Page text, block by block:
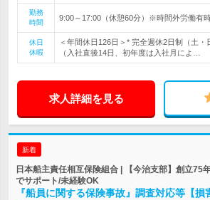
勤務
時間
9:00～17:00（休憩60分）※時間外労働有
休日
休暇
＜年間休日126日＞* 完全週休2日制（土・
（入社直後14日、初年度は入社月によ…
求人詳細を見る
新着
日本船主責任相互保険組合 | 【今治支部】創立75
でサポート/未経験OK
『船員に関する保険事故』調査対応等【